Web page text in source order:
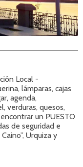
Local -
lámparas, cajas
agenda,
verduras, quesos,
un PUESTO
de seguridad e
Urquiza y